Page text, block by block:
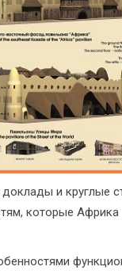
и круглые
которые Африка